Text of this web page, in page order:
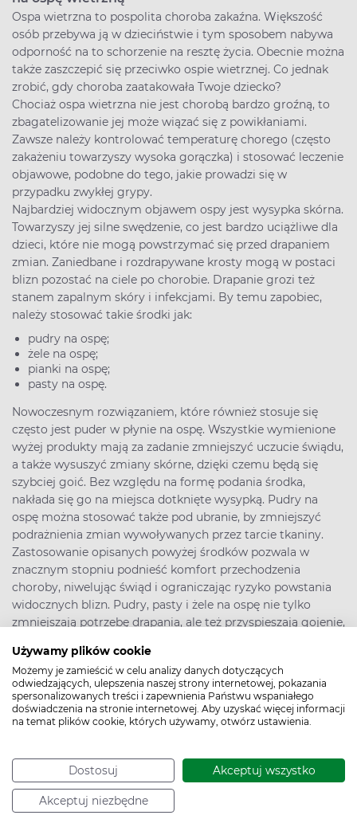
Używamy plików cookie
Możemy je zamieścić w celu analizy danych dotyczących
odwiedzających, ulepszenia naszej strony internetowej, pokazania
spersonalizowanych treści i zapewnienia Państwu wspaniałego
doświadczenia na stronie internetowej. Aby uzyskać więcej informacji
na temat plików cookie, których używamy, otwórz ustawienia.
Dostosuj Akceptuj wszystko
Akceptuj niezbędne
Ospa wietrzna to pospolita choroba zakaźna. Większość
osób przebywa ją w dzieciństwie i tym sposobem nabywa
odporność na to schorzenie na resztę życia. Obecnie można
także zaszczepić się przeciwko ospie wietrznej. Co jednak
zrobić, gdy choroba zaatakowała Twoje dziecko?
Chociaż ospa wietrzna nie jest chorobą bardzo groźną, to
zbagatelizowanie jej może wiązać się z powikłaniami.
Zawsze należy kontrolować temperaturę chorego (często
zakażeniu towarzyszy wysoka gorączka) i stosować leczenie
objawowe, podobne do tego, jakie prowadzi się w
przypadku zwykłej grypy.
Najbardziej widocznym objawem ospy jest wysypka skórna.
Towarzyszy jej silne swędzenie, co jest bardzo uciążliwe dla
dzieci, które nie mogą powstrzymać się przed drapaniem
zmian. Zaniedbane i rozdrapywane krosty mogą w postaci
blizn pozostać na ciele po chorobie. Drapanie grozi też
stanem zapalnym skóry i infekcjami. By temu zapobiec,
należy stosować takie środki jak:
pudry na ospę;
żele na ospę;
pianki na ospę;
pasty na ospę.
Nowoczesnym rozwiązaniem, które również stosuje się
często jest puder w płynie na ospę. Wszystkie wymienione
wyżej produkty mają za zadanie zmniejszyć uczucie świądu,
a także wysuszyć zmiany skórne, dzięki czemu będą się
szybciej goić. Bez względu na formę podania środka,
nakłada się go na miejsca dotknięte wysypką. Pudry na
ospę można stosować także pod ubranie, by zmniejszyć
podrażnienia zmian wywoływanych przez tarcie tkaniny.
Zastosowanie opisanych powyżej środków pozwala w
znacznym stopniu podnieść komfort przechodzenia
choroby, niwelując świąd i ograniczając ryzyko powstania
widocznych blizn. Pudry, pasty i żele na ospę nie tylko
zmniejszają potrzebę drapania, ale też przyspieszają gojenie,
nie powstaje blizna.
Puder, pianka i żel na ospę dla dzieci i dorosłych
Ospa jest specyficzną chorobą. Im wcześniej się ją
przechodzi, tym ryzyko ciężkiego przebiegu i powikłań jest
łagodna, objawia się jedynie niewielką wysypką. U
dorosłych infekcja wirusem prowadzi do bardzo silnych
symptomów „grypowych” – bólów mięśni i stawów,
wysokiej gorączki, wysypki na ciele i w jamie ustnej. Często